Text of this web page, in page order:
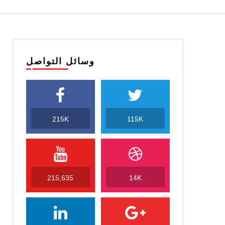
وسائل التواصل
215K 115K
215,635 14K